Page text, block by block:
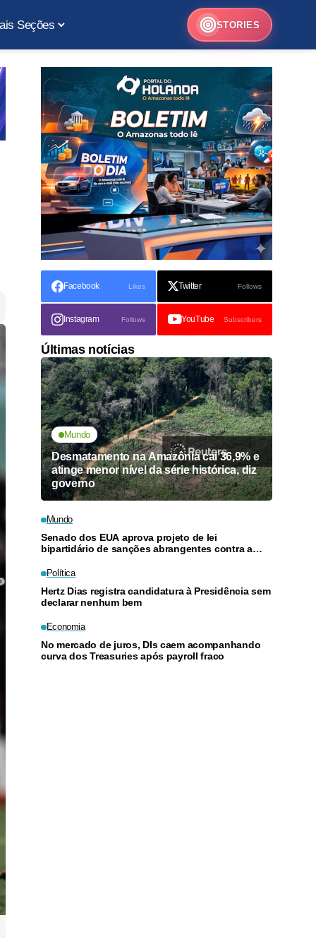
Seções STORIES
Facebook Likes Twitter Follows
Instagram Follows YouTube Subscribers
Últimas notícias
Mundo
Desmatamento na Amazônia cai 36,9% e
atinge menor nível da série histórica, diz
governo
Mundo
Senado dos EUA aprova projeto de lei
bipartidário de sanções abrangentes contra a
Política
Hertz Dias registra candidatura à Presidência sem
declarar nenhum bem
Economia
No mercado de juros, DIs caem acompanhando
curva dos Treasuries após payroll fraco